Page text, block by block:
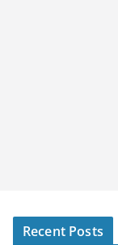
Recent Posts